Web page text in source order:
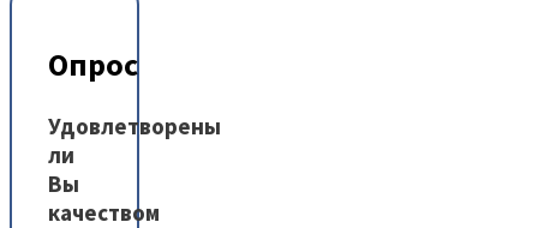
Опрос
Удовлетворены
ли
Вы
качеством